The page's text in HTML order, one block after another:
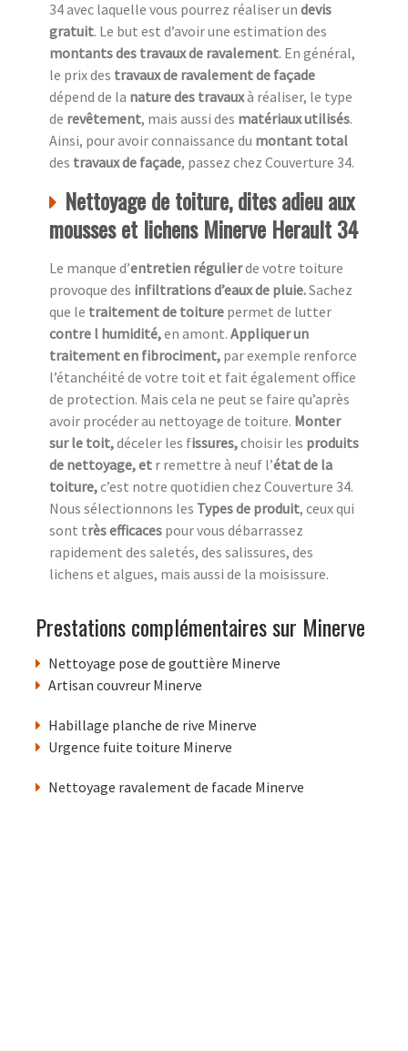
34 avec laquelle vous pourrez réaliser un devis
gratuit. Le but est d’avoir une estimation des
montants des travaux de ravalement. En général,
le prix des travaux de ravalement de façade
dépend de la nature des travauxà réaliser, le type
de revêtement, mais aussi des matériaux utilisés.
Ainsi, pour avoir connaissance du montant total
des travaux de façade, passez chez Couverture 34.
Nettoyage de toiture, dites adieu aux
mousses et lichens Minerve Herault 34
Le manque d’entretien régulierde votre toiture
provoque des infiltrations d’eaux de pluie.Sachez
que le traitement de toiture permet de lutter
contre l humidité,en amont. Appliquer un
traitement en fibrociment, par exemple renforce
l’étanchéité de votre toit et fait également office
de protection. Mais cela ne peut se faire qu’après
avoir procéder au nettoyage de toiture. Monter
sur le toit,déceler les fissures,choisir les produits
de nettoyage, et r remettre à neuf l’état de la
toiture,c’est notre quotidien chez Couverture 34.
Nous sélectionnons les Types de produit, ceux qui
sont très efficaces pour vous débarrassez
rapidement des saletés, des salissures, des
lichens et algues, mais aussi de la moisissure.
Prestations complémentaires sur Minerve
Nettoyage pose de gouttière Minerve
Artisan couvreur Minerve
Habillage planche de rive Minerve
Urgence fuite toiture Minerve
Nettoyage ravalement de facade Minerve